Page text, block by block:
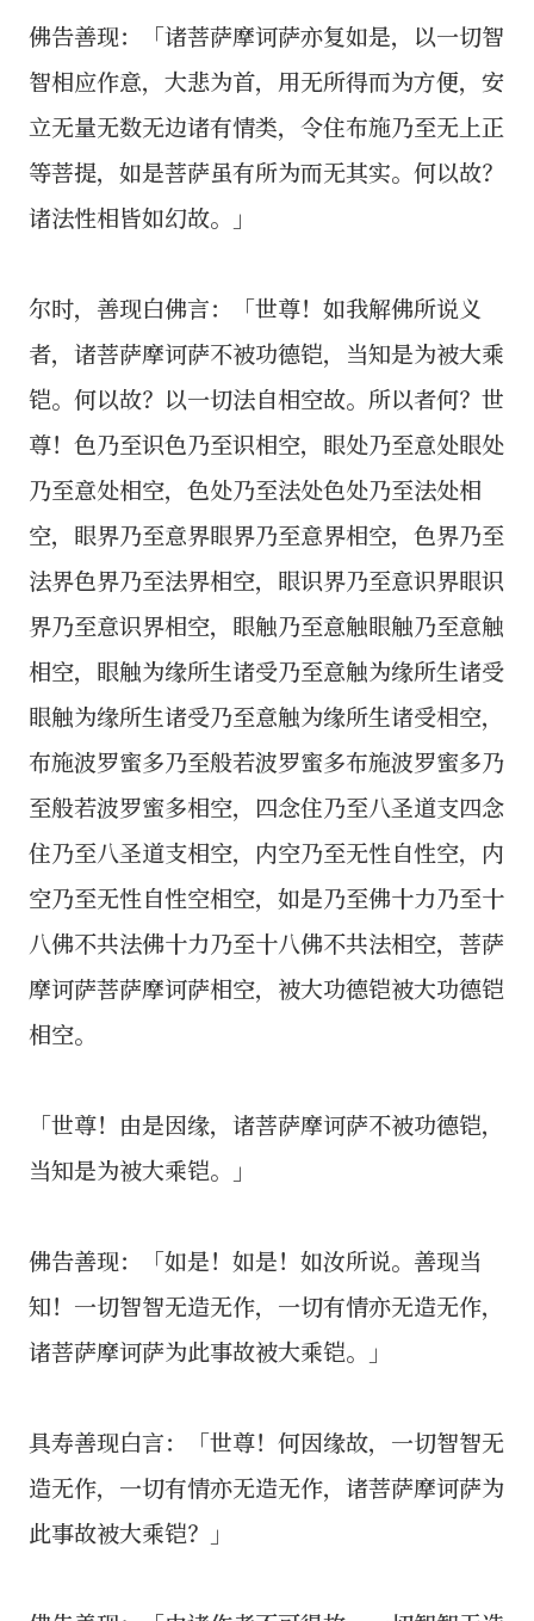
佛告善现：「诸菩萨摩诃萨亦复如是，以一切智
智相应作意，大悲为首，用无所得而为方便，安
立无量无数无边诸有情类，令住布施乃至无上正
等菩提，如是菩萨虽有所为而无其实。何以故？
诸法性相皆如幻故。」
尔时，善现白佛言：「世尊！如我解佛所说义
者，诸菩萨摩诃萨不被功德铠，当知是为被大乘
铠。何以故？以一切法自相空故。所以者何？世
尊！色乃至识色乃至识相空，眼处乃至意处眼处
乃至意处相空，色处乃至法处色处乃至法处相
空，眼界乃至意界眼界乃至意界相空，色界乃至
法界色界乃至法界相空，眼识界乃至意识界眼识
界乃至意识界相空，眼触乃至意触眼触乃至意触
相空，眼触为缘所生诸受乃至意触为缘所生诸受
眼触为缘所生诸受乃至意触为缘所生诸受相空，
布施波罗蜜多乃至般若波罗蜜多布施波罗蜜多乃
至般若波罗蜜多相空，四念住乃至八圣道支四念
住乃至八圣道支相空，内空乃至无性自性空，内
空乃至无性自性空相空，如是乃至佛十力乃至十
八佛不共法佛十力乃至十八佛不共法相空，菩萨
摩诃萨菩萨摩诃萨相空，被大功德铠被大功德铠
相空。
「世尊！由是因缘，诸菩萨摩诃萨不被功德铠，
当知是为被大乘铠。」
佛告善现：「如是！如是！如汝所说。善现当
知！一切智智无造无作，一切有情亦无造无作，
诸菩萨摩诃萨为此事故被大乘铠。」
具寿善现白言：「世尊！何因缘故，一切智智无
造无作，一切有情亦无造无作，诸菩萨摩诃萨为
此事故被大乘铠？」